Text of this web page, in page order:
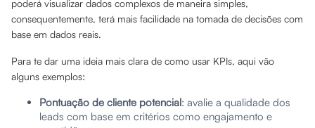
poderá visualizar dados complexos de maneira simples,
consequentemente, terá mais facilidade na tomada de decisões com
base em dados reais.
Para te dar uma ideia mais clara de como usar KPIs, aqui vão
alguns exemplos:
Pontuação de cliente potencial: avalie a qualidade dos
leads com base em critérios como engajamento e